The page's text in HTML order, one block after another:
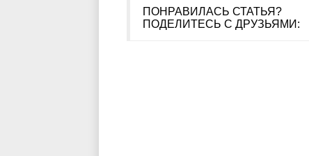
ПОНРАВИЛАСЬ СТАТЬЯ?
ПОДЕЛИТЕСЬ С ДРУЗЬЯМИ: